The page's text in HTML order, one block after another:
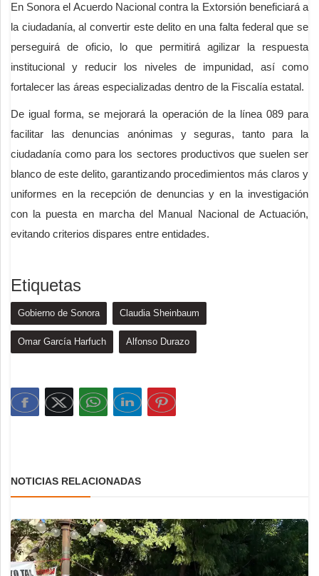
En Sonora el Acuerdo Nacional contra la Extorsión beneficiará a
la ciudadanía, al convertir este delito en una falta federal que se
perseguirá de oficio, lo que permitirá agilizar la respuesta
institucional y reducir los niveles de impunidad, así como
fortalecer las áreas especializadas dentro de la Fiscalía estatal.
De igual forma, se mejorará la operación de la línea 089 para
facilitar las denuncias anónimas y seguras, tanto para la
ciudadanía como para los sectores productivos que suelen ser
blanco de este delito, garantizando procedimientos más claros y
uniformes en la recepción de denuncias y en la investigación
con la puesta en marcha del Manual Nacional de Actuación,
evitando criterios dispares entre entidades.
Etiquetas
Gobierno de Sonora Claudia Sheinbaum
Omar García Harfuch Alfonso Durazo
NOTICIAS RELACIONADAS